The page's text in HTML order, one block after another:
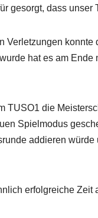
gesorgt, dass
Verletzungen
hat es am Ende
TUSO1 die
Spielmodus
addieren
erfolgreiche Zeit